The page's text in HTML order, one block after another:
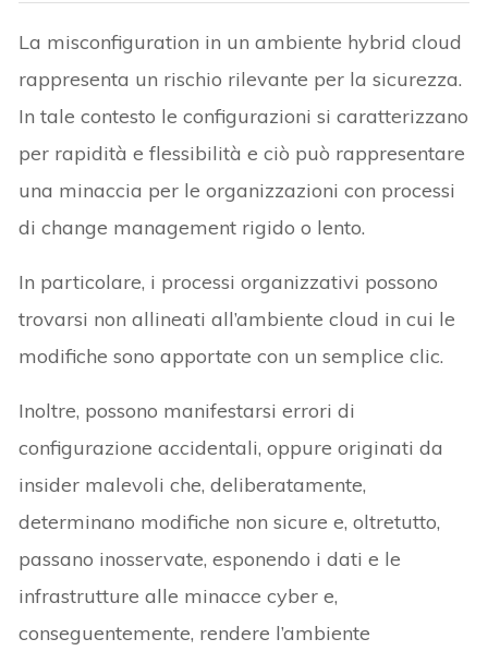
La misconfiguration in un ambiente hybrid cloud
rappresenta un rischio rilevante per la sicurezza.
In tale contesto le configurazioni si caratterizzano
per rapidità e flessibilità e ciò può rappresentare
una minaccia per le organizzazioni con processi
di change management rigido o lento.
In particolare, i processi organizzativi possono
trovarsi non allineati all’ambiente cloud in cui le
modifiche sono apportate con un semplice clic.
Inoltre, possono manifestarsi errori di
configurazione accidentali, oppure originati da
insider malevoli che, deliberatamente,
determinano modifiche non sicure e, oltretutto,
passano inosservate, esponendo i dati e le
infrastrutture alle minacce cyber e,
conseguentemente, rendere l’ambiente